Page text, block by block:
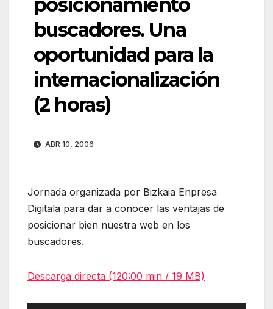
posicionamiento
buscadores. Una
oportunidad para la
internacionalización
(2 horas)
ABR 10, 2006
Jornada organizada por Bizkaia Enpresa
Digitala para dar a conocer las ventajas de
posicionar bien nuestra web en los
buscadores.
Descarga directa (120:00 min / 19 MB)